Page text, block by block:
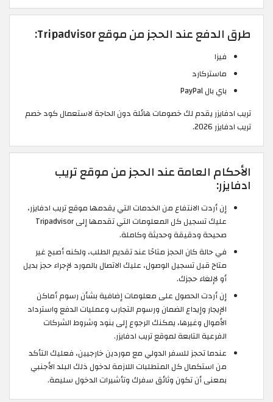
طرق الدفع عند الحجز من موقع Tripadvisor:
فيزا
ماستركارد
باي بال PayPal
تريب ادفايزر يقدم لك خصومات هائلة دون الحاجة لاستعمال كود خصم
تريب ادفايزر 2026.
الأحكام العامة عند الحجز من موقع تريب
ادفايزر:
إن أردت الانتفاع من الخدمات التي يقدمها موقع تريب ادفايزر،
عليك تسجيل كل المعلومات التي تقدمها إلى Tripadvisor
صحيحة ودقيقة وحديثة وكاملة.
في حالة كان الحجز متاحًا عند تقديم الطلب، ولكنه أصبح غير
متاح قبل تسجيل الوصول، عليك الاتصال بالمورد لإجراء حجز بديل
أو لإلغاء حجزك.
إن أردت الحصول على معلومات إضافية بشأن رسوم أماكن
الإيجار وإيداع الضمان ورسوم التجارب وعمليات الدفع واسترداد
الأموال وغيرها، يمكنك الرجوع إلى بنود وشروط الشركات
الفرعية التابعة لموقع تريب ادفايزر.
عندما تحجز للسفر الدولي مع موردين خارجيين، فعليك التأكد
من استكمال كل المتطلبات اللازمة لدخول ذلك البلد الأجنبي
بمعنى أن تكون وثائق سفرك وتأشيرات الدخول سليمة.